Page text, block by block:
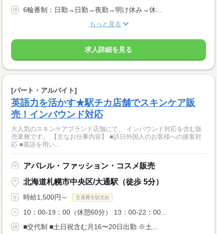
6輪番制：日勤→日勤→夜勤→明け休み→休...
もっと見る
求人詳細を見る
[パート・アルバイト]
英語力を活かす★駅チカ店舗でスキンケア販
売！インバウンド対応
大人気のスキンケアブランド店舗にて、 インバウンド対応を含む販
売業務です。 【主なお仕事内容】 ■訪日外国人のお客様への接客対
応 ■英語を用い...
アパレル・ファッション・コスメ販売
北海道札幌市中央区/大通駅（徒歩 5分）
時給1,500円～ 交通費全額支給
10：00-19：00（休憩60分） 13：00-22：00...
■交代制 ■土日祝含む月16〜20日出勤 ※土...